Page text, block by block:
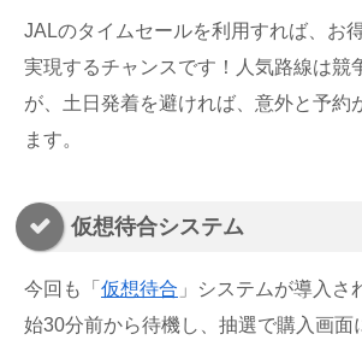
JALのタイムセールを利用すれば、お
実現するチャンスです！人気路線は競
が、土日発着を避ければ、意外と予約
ます。
仮想待合システム
今回も「 仮想待合 」システムが導入さ
始30分前から待機し、抽選で購入画面